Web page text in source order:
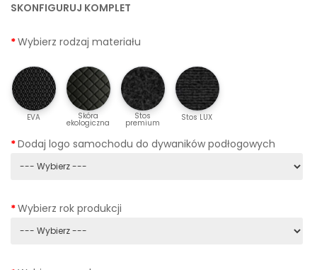
SKONFIGURUJ KOMPLET
Wybierz rodzaj materiału
EVA Skóra
ekologiczna
Stos
premium
Stos LUX
Dodaj logo samochodu do dywaników podłogowych
Wybierz rok produkcji